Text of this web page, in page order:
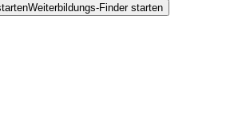
Weiterbildungs-Finder starten